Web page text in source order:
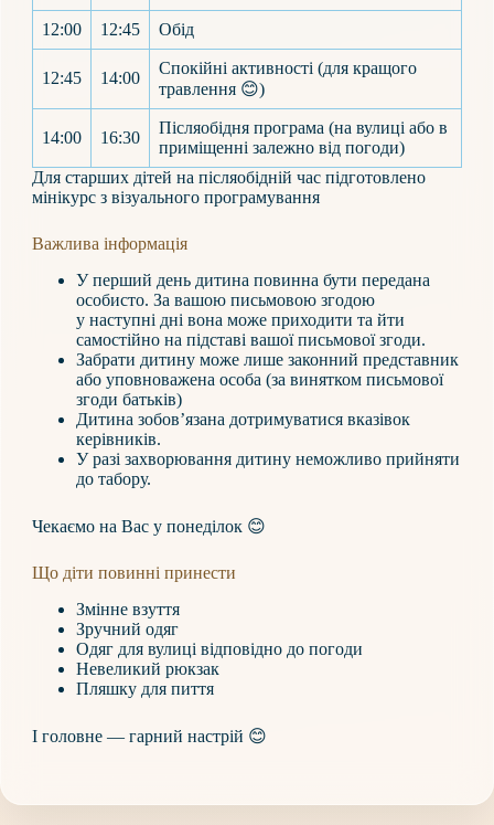
12:00 12:45 Обід
12:45 14:00
Спокійні активності (для кращого
травлення 😊)
14:00 16:30
Післяобідня програма (на вулиці або в
приміщенні залежно від погоди)
Для старших дітей на післяобідній час підготовлено
мінікурс з візуального програмування
Важлива інформація
У перший день дитина повинна бути передана
особисто. За вашою письмовою згодою
у наступні дні вона може приходити та йти
самостійно на підставі вашої письмової згоди.
Забрати дитину може лише законний представник
або уповноважена особа (за винятком письмової
згоди батьків)
Дитина зобов’язана дотримуватися вказівок
керівників.
У разі захворювання дитину неможливо прийняти
до табору.
Чекаємо на Вас у понеділок 😊
Що діти повинні принести
Змінне взуття
Зручний одяг
Одяг для вулиці відповідно до погоди
Невеликий рюкзак
Пляшку для пиття
І головне — гарний настрій 😊